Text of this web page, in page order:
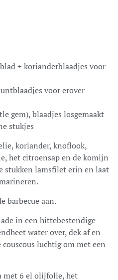
+ korianderblaadjes voor
voor erover
gem), blaadjes losgemaakt
stukjes
koriander, knoflook,
het citroensap en de komijn
stukken lamsfilet erin en laat
barbecue aan.
in een hittebestendige
water over, dek af en
luchtig om met een
met 6 el olijfolie, het